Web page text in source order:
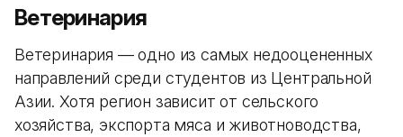
Ветеринария
Ветеринария — одно из самых недооцененных
направлений среди студентов из Центральной
Азии. Хотя регион зависит от сельского
хозяйства, экспорта мяса и животноводства,